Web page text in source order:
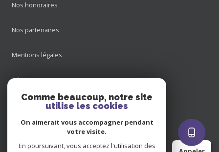
Nos honoraires
Nos partenaires
Mentions légales
Admin
Nos honoraires
Comme beaucoup, notre site
utilise les cookies
On aimerait vous accompagner pendant
votre visite.
En poursuivant, vous acceptez l'utilisation des